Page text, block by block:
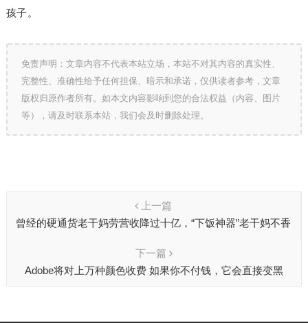
孩子。
免责声明：文章内容不代表本站立场，本站不对其内容的真实性、
完整性、准确性给予任何担保、暗示和承诺，仅供读者参考，文章
版权归原作者所有。如本文内容影响到您的合法权益（内容、图片
等），请及时联系本站，我们会及时删除处理。
上一篇
曾经的硬通货老干妈劳营收降过十亿，“下饭神器”老干妈不香
下一篇
Adobe将对上万种颜色收费 如果你不付钱，它会直接变黑